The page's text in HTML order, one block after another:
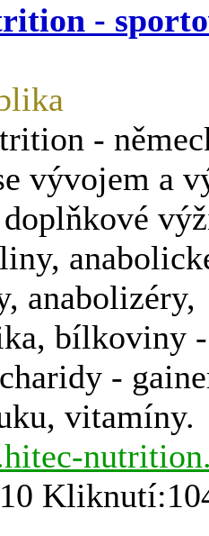
-
-
vývojem a
anabolizéry,
bílkoviny
-
vitamíny.